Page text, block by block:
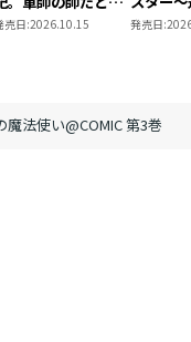
魔法使い@COMIC 第3巻
れましても
売日:2026.10.15
したが
発売日: